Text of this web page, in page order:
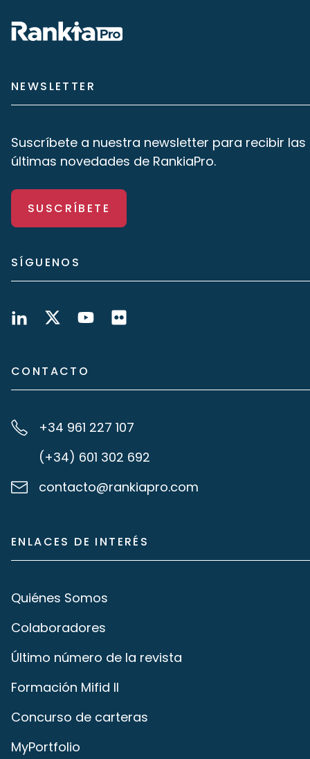
NEWSLETTER
Suscríbete a nuestra newsletter para recibir las
últimas novedades de RankiaPro.
SUSCRÍBETE
SÍGUENOS
CONTACTO
+34 961 227 107
(+34) 601 302 692
contacto@rankiapro.com
ENLACES DE INTERÉS
Quiénes Somos
Colaboradores
Último número de la revista
Formación Mifid II
Concurso de carteras
MyPortfolio